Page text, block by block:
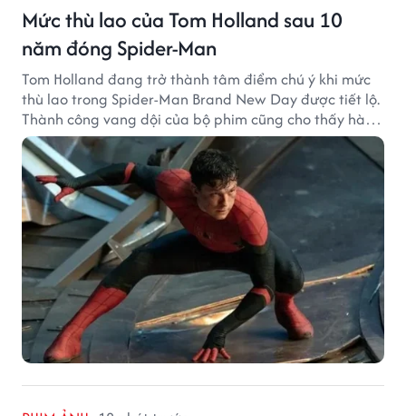
Mức thù lao của Tom Holland sau 10
năm đóng Spider-Man
Tom Holland đang trở thành tâm điểm chú ý khi mức
thù lao trong Spider-Man Brand New Day được tiết lộ.
Thành công vang dội của bộ phim cũng cho thấy hành
trình thăng hạng đáng chú ý của nam diễn viên sau
một thập kỷ gắn bó với vai Người Nhện.